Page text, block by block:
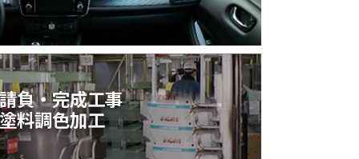
負・完成工事
料調色加工